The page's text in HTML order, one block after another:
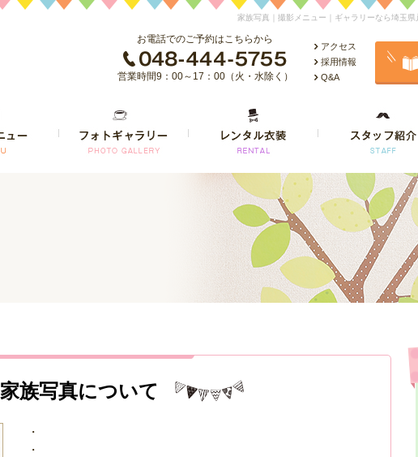
家族写真｜撮影メニュー｜ギャラリーなら埼玉
アクセス
採用情報
Q&A
お電話でのご予約はこちらから
営業時間9：00～17：00（火・水除く）
家族写真について
・
・